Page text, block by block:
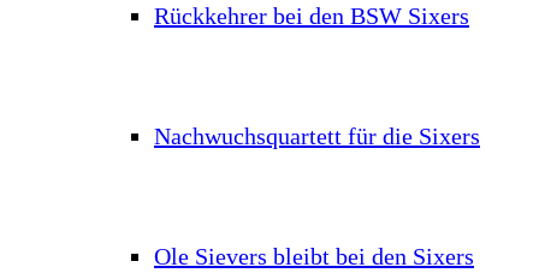
Rückkehrer bei den BSW Sixers
Nachwuchsquartett für die Sixers
Ole Sievers bleibt bei den Sixers